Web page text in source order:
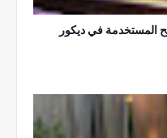
المستخدمة في ديكور